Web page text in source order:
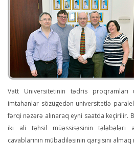
Vatt Universitetinin tədris proqramları
imtahanlar sözügedən universitetlə
fərqi nəzərə alınaraq eyni saatda keçirilir.
iki ali təhsil müəssisəsinin tələbələri
cavablarının mübadiləsinin qarşısını